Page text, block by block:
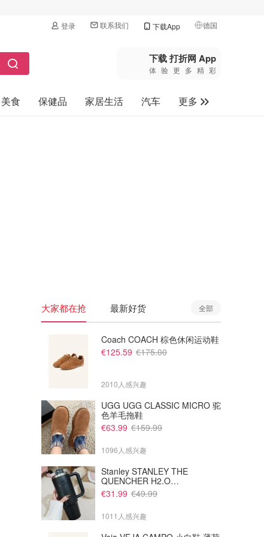
登录 联系我们 下载App 德国
🇺🇸美国
🇨🇳中国
🇨🇦加拿大
下载 打折网 App
体验更多精彩
美食 保健品 家居生活 汽车
更多
大家都在抢 最新好货 全部
Coach COACH 棕色休闲运动鞋
€125.59 €175.00
2010人感兴趣
UGG UGG CLASSIC MICRO 驼
色羊毛拖鞋
€63.99 €159.99
1096人感兴趣
Stanley STANLEY THE
QUENCHER H2.O
FLOWSTATE 保温杯 1.18L 黑
色
€31.99 €49.99
1011人感兴趣